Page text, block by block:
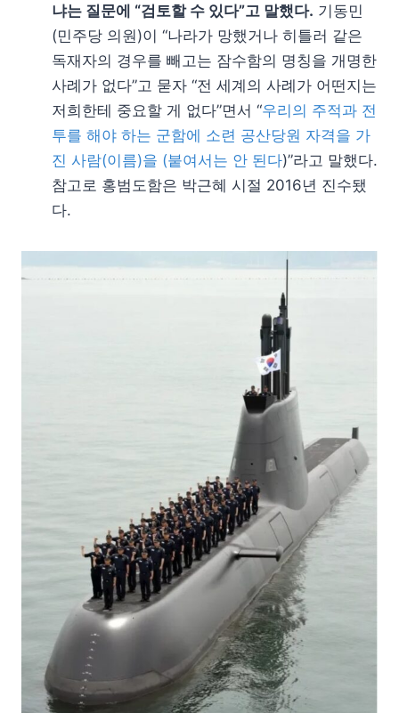
냐는 질문에 “검토할 수 있다”고 말했다. 기동민
(민주당 의원)이 “나라가 망했거나 히틀러 같은
독재자의 경우를 빼고는 잠수함의 명칭을 개명한
사례가 없다”고 묻자 “전 세계의 사례가 어떤지는
저희한테 중요할 게 없다”면서 “우리의 주적과 전
투를 해야 하는 군함에 소련 공산당원 자격을 가
진 사람(이름)을 (붙여서는 안 된다)”라고 말했다.
참고로 홍범도함은 박근혜 시절 2016년 진수됐
다.